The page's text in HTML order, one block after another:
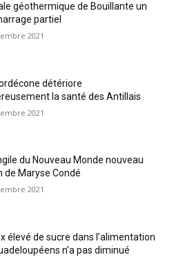
géothermique de Bouillante un
partiel
2021
détériore
la santé des Antillais
2021
du Nouveau Monde nouveau
de Maryse Condé
2021
élevé de sucre dans l’alimentation
n’a pas diminué